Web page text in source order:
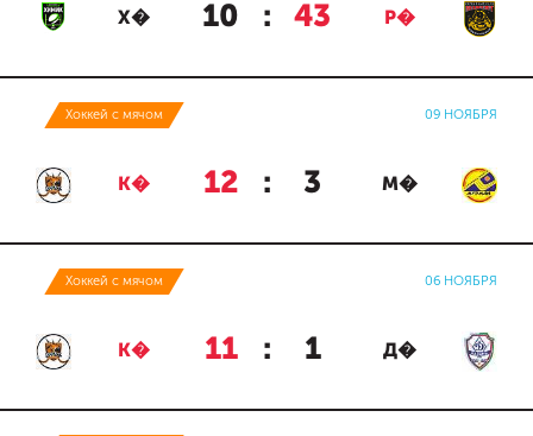
Х� 10 : 43 Р�
Хоккей с мячом 09 НОЯБРЯ
К� 12 : 3 М�
Хоккей с мячом 06 НОЯБРЯ
К� 11 : 1 Д�